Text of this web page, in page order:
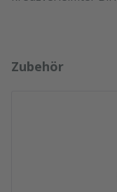
Produktgalerie
Zubehör